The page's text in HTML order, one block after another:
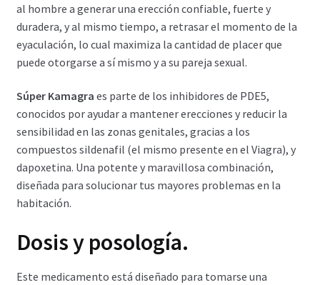
al hombre a generar una erección confiable, fuerte y
duradera, y al mismo tiempo, a retrasar el momento de la
eyaculación, lo cual maximiza la cantidad de placer que
puede otorgarse a sí mismo y a su pareja sexual.
Súper Kamagra es parte de los inhibidores de PDE5,
conocidos por ayudar a mantener erecciones y reducir la
sensibilidad en las zonas genitales, gracias a los
compuestos sildenafil (el mismo presente en el Viagra), y
dapoxetina. Una potente y maravillosa combinación,
diseñada para solucionar tus mayores problemas en la
habitación.
Dosis y posología.
Este medicamento está diseñado para tomarse una